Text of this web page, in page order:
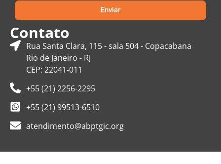
Enviar
Contato
Rua Santa Clara, 115 - sala 504 - Copacabana
Rio de Janeiro - RJ
CEP: 22041-011
+55 (21) 2256-2295
+55 (21) 99513-6510
atendimento@abptgic.org